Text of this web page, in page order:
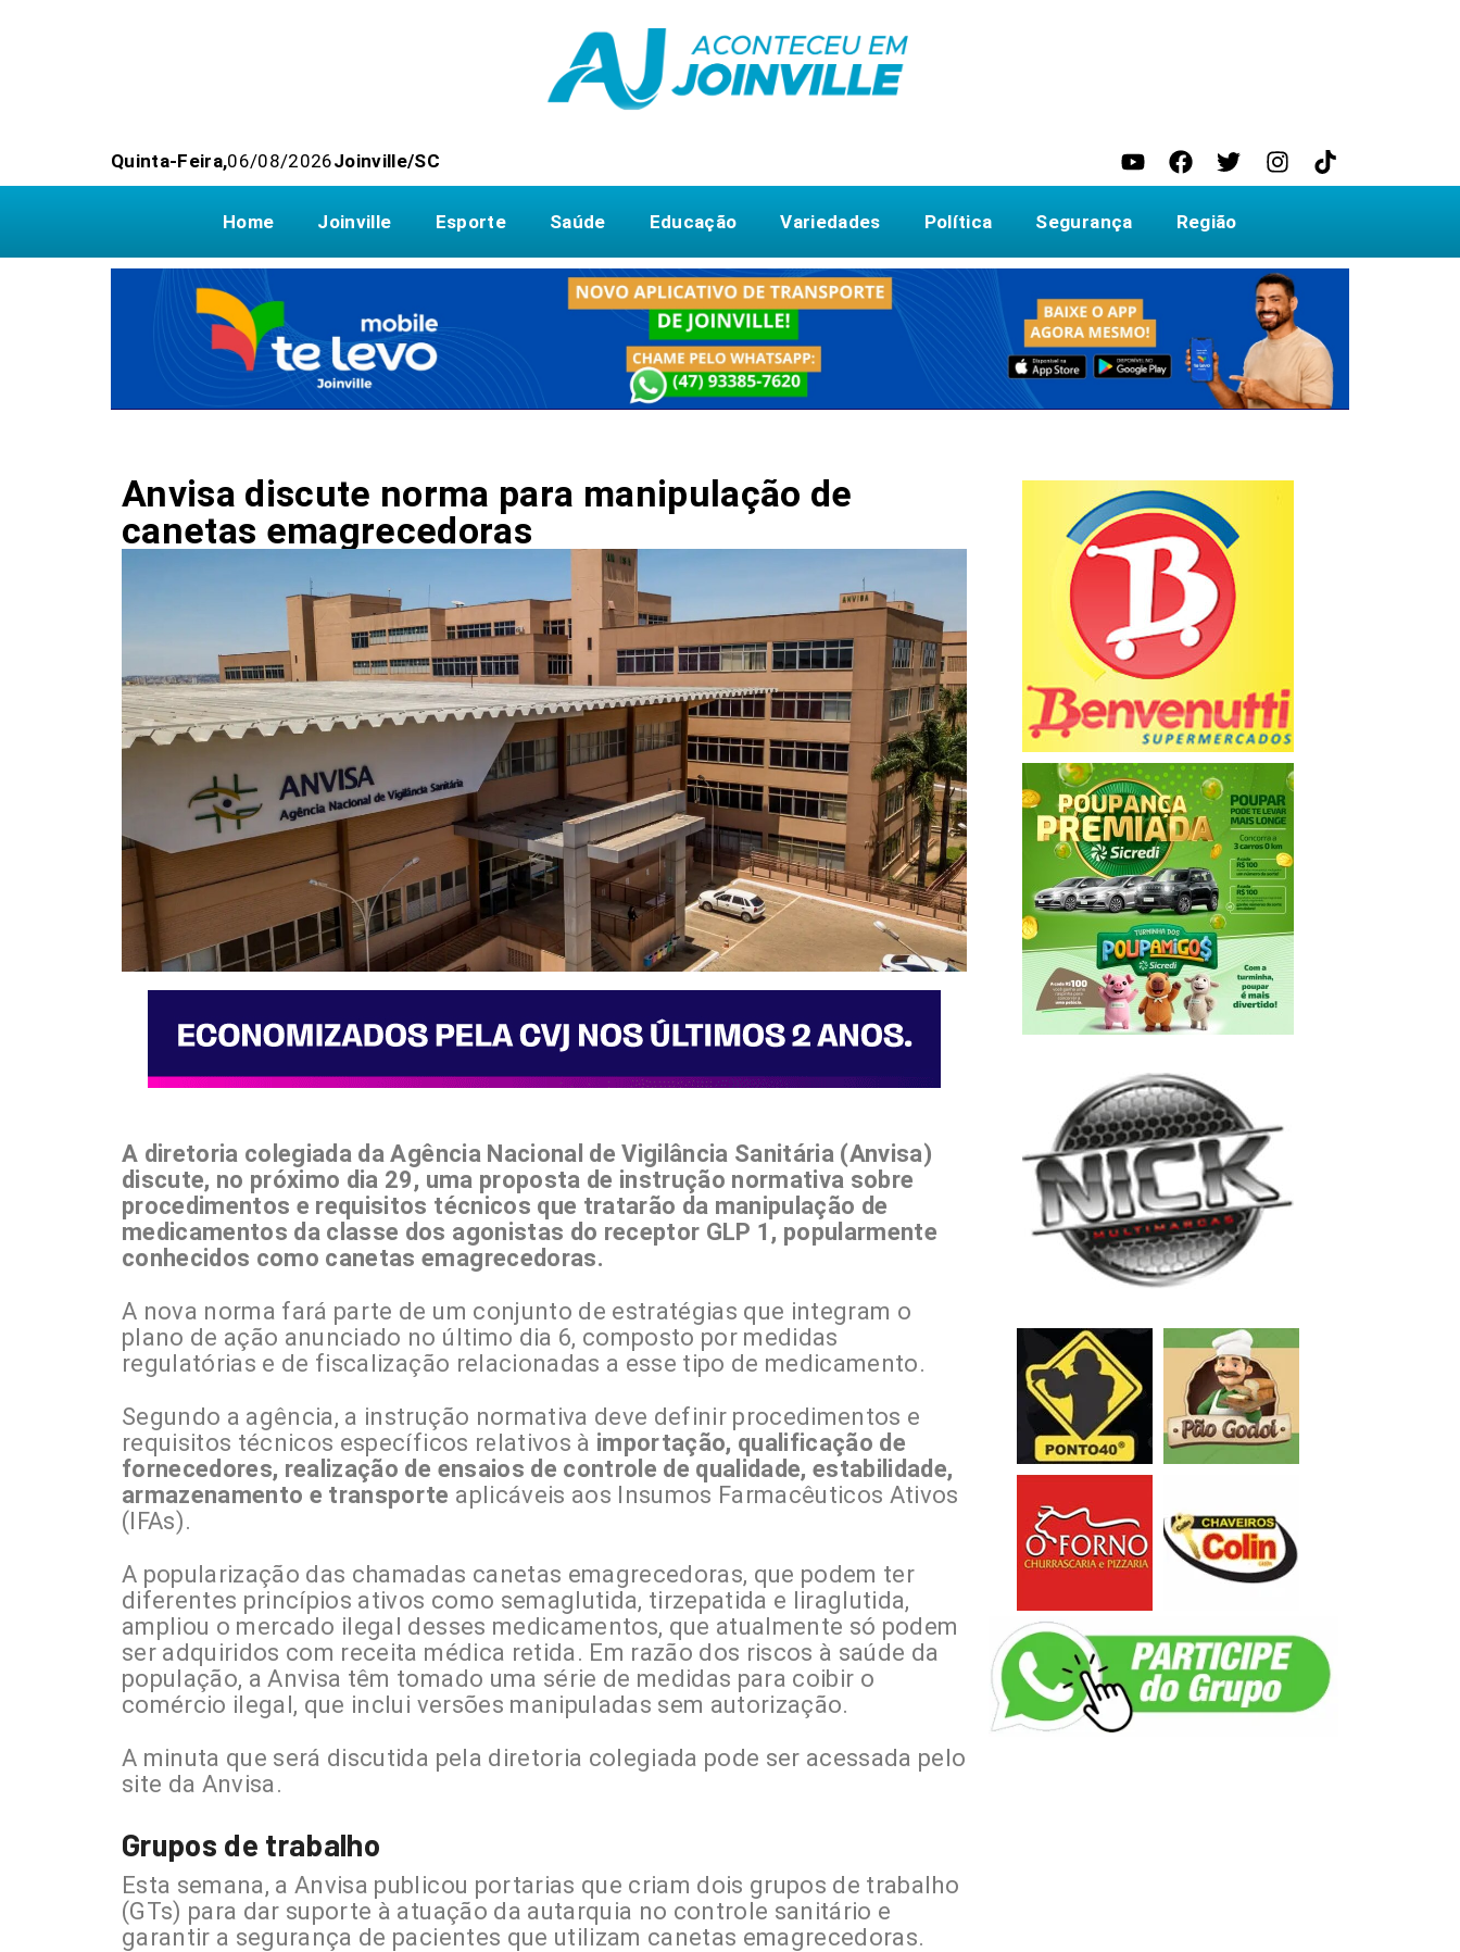
Quinta-Feira,06/08/2026Joinville/SC
Home Joinville Esporte Saúde Educação Variedades Política Segurança Região
Anvisa discute norma para manipulação de
canetas emagrecedoras
A diretoria colegiada da Agência Nacional de Vigilância Sanitária (Anvisa)
discute, no próximo dia 29, uma proposta de instrução normativa sobre
procedimentos e requisitos técnicos que tratarão da manipulação de
medicamentos da classe dos agonistas do receptor GLP 1, popularmente
conhecidos como canetas emagrecedoras.
A nova norma fará parte de um conjunto de estratégias que integram o
plano de ação anunciado no último dia 6, composto por medidas
regulatórias e de fiscalização relacionadas a esse tipo de medicamento.
Segundo a agência, a instrução normativa deve definir procedimentos e
requisitos técnicos específicos relativos à importação, qualificação de
fornecedores, realização de ensaios de controle de qualidade, estabilidade,
armazenamento e transporte aplicáveis aos Insumos Farmacêuticos Ativos
(IFAs).
A popularização das chamadas canetas emagrecedoras, que podem ter
diferentes princípios ativos como semaglutida, tirzepatida e liraglutida,
ampliou o mercado ilegal desses medicamentos, que atualmente só podem
ser adquiridos com receita médica retida. Em razão dos riscos à saúde da
população, a Anvisa têm tomado uma série de medidas para coibir o
comércio ilegal, que inclui versões manipuladas sem autorização.
A minuta que será discutida pela diretoria colegiada pode ser acessada pelo
site da Anvisa.
Grupos de trabalho
Esta semana, a Anvisa publicou portarias que criam dois grupos de trabalho
(GTs) para dar suporte à atuação da autarquia no controle sanitário e
garantir a segurança de pacientes que utilizam canetas emagrecedoras.